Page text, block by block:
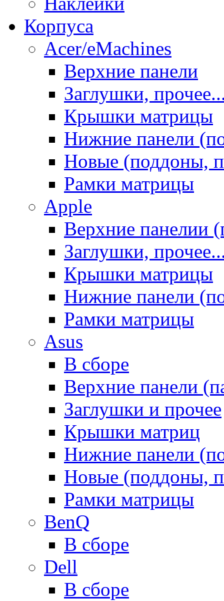
Корпуса
Acer/eMachines
Верхние панели
Заглушки,
Крышки матрицы
Нижние панели
Новые (поддоны,
Рамки матрицы
Apple
Верхние панелии
Заглушки,
Крышки матрицы
Нижние панели
Рамки матрицы
Asus
В сборе
Верхние панели
Заглушки и прочее
Крышки матриц
Нижние панели
Новые (поддоны,
Рамки матрицы
BenQ
В сборе
Dell
В сборе